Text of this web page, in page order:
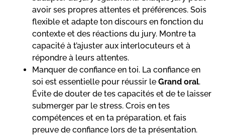
avoir ses propres attentes et préférences. Sois
flexible et adapte ton discours en fonction du
contexte et des réactions du jury. Montre ta
capacité à t’ajuster aux interlocuteurs et à
répondre à leurs attentes.
Manquer de confiance en toi. La confiance en
soi est essentielle pour réussir le Grand oral.
Évite de douter de tes capacités et de te laisser
submerger par le stress. Crois en tes
compétences et en ta préparation, et fais
preuve de confiance lors de ta présentation.